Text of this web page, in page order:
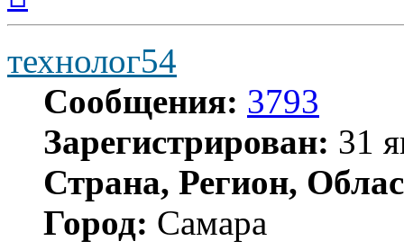
началу
технолог54
Сообщения: 3793
Зарегистрирован: 31
Страна, Регион,
Город: Самара